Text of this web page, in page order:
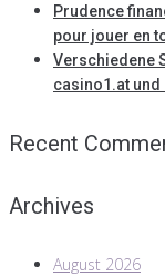
Prudence
pour jouer en
Verschiedene
casino1.at und
Recent
Archives
August 2026